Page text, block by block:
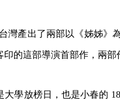
灣產出了兩部以《姊姊》
的這部導演首部作，兩部
學放榜日，也是小春的